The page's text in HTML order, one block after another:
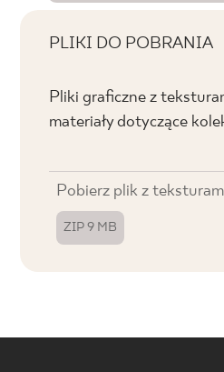
PLIKI DO POBRANIA
Pliki graficzne z
materiały dotyczące
Pobierz plik z
ZIP 9 MB